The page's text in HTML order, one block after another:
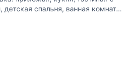
спальня, ванная комната.